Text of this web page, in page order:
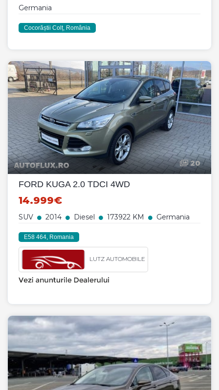
Germania
Cocorăștii Colț, România
20
FORD KUGA 2.0 TDCI 4WD
14.999€
SUV 2014 Diesel 173922 KM Germania
E58 464, Romania
LUTZ AUTOMOBILE